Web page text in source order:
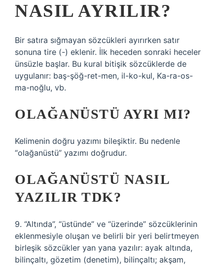
NASIL AYRILIR?
Bir satıra sığmayan sözcükleri ayırırken satır
sonuna tire (-) eklenir. İlk heceden sonraki heceler
ünsüzle başlar. Bu kural bitişik sözcüklerde de
uygulanır: baş-şöğ-ret-men, il-ko-kul, Ka-ra-os-
ma-noğlu, vb.
OLAĞANÜSTÜ AYRI MI?
Kelimenin doğru yazımı bileşiktir. Bu nedenle
“olağanüstü” yazımı doğrudur.
OLAĞANÜSTÜ NASIL
YAZILIR TDK?
9. “Altında”, “üstünde” ve “üzerinde” sözcüklerinin
eklenmesiyle oluşan ve belirli bir yeri belirtmeyen
birleşik sözcükler yan yana yazılır: ayak altında,
bilinçaltı, gözetim (denetim), bilinçaltı; akşam,